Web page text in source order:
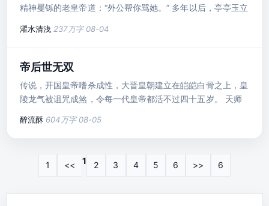
精神矍铄的老皇帝道：“外公帮你骂她。” 多年以后，亭亭玉立
我了。” 正值壮年的英武帝王道：“朕来说她。” 再多年以后，
你纳妾。” 风华绝代的傻王爷道：“我去跟母后解释。” 又多年
欺
濯水清浅 237万字 08-04
帝后世无双
传说，开国皇帝嗜杀成性，大晋皇朝建立在皑皑白骨之上，皇
陵龙气被诅咒成煞，令每一代皇帝都活不过四十五岁。 天师
咒。 他就是那个倒霉的孤煞，六岁封王，赐了座偏僻的、建
在乱葬岗旁的王府，性格乖戾，手段毒辣，人人闻之色变。
淑，厚福旺夫，有母仪天下之姿。可圣女儿时却跟镇陵王有了
醉流酥 604万字 08-05
1 << 1 2 3 4 5 6 >> 6